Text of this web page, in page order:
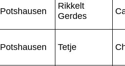
Potshausen
Rikkelt
Gerdes
Potshausen Tetje